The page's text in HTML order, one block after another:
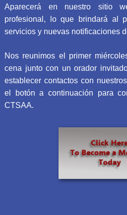
Aparecerá en nuestro sitio
profesional, lo que brindará al
servicios y nuevas notificaciones
Nos reunimos el primer
cena junto con un orador
establecer contactos con
el botón a continuación para
CTSAA.